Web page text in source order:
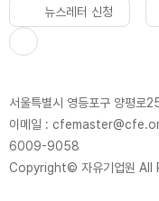
뉴스레터 신청
서울특별시 영등포구 양평
이메일 :
6009-9058
Copyright© 자유기업원 All